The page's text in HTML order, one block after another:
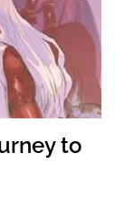
to